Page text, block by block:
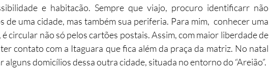
e habitacão. Sempre que viajo, procuro identificarr não
uma cidade, mas também sua periferia. Para mim,  conhecer uma
circular não só pelos cartões postais. Assim, com maior liberdade de
contato com a Itaguara que fica além da praça da matriz. No natal
domicílios dessa outra cidade, situada no entorno do “Areião”.